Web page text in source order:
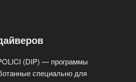
(DIP) — программы
специально для